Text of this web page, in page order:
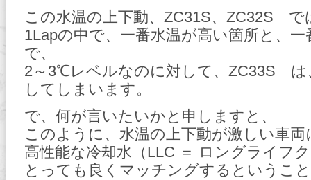
この水温の上下動、ZC31S、ZC32S で
1Lapの中で、一番水温が高い箇所と、
で、
2～3℃レベルなのに対して、ZC33S は
してしまいます。
で、何が言いたいかと申しますと、
このように、水温の上下動が激しい車両
高性能な冷却水（LLC ＝ ロングライフ
とっても良くマッチングするというこ